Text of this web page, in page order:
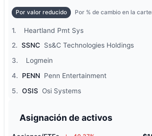
Por valor reducido Por % de cambio en la
1. Heartland Pmt Sys
2. SSNC Ss&C Technologies Holdings
3.
Logmein
4.
PENN Penn Entertainment
5. OSIS Osi Systems
Asignación de activos